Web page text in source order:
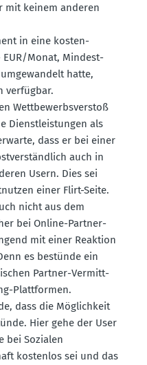
mit keinem anderen
in eine kosten­
EUR/Monat, Mindest­
hatte,
verfügbar.
Wettbe­werbs­verstoß
Dienst­leis­tungen als
dass er bei einer
auch in
Usern. Dies sei
einer Flirt-Seite.
nicht aus dem
bei Online-Partner-
mit einer Reaktion
es bestünde ein
Partner-Vermitt­
Platt­formen.
dass die Möglichkeit
Hier gehe der User
bei Sozialen
kostenlos sei und das